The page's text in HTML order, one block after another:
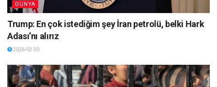
DÜNYA
Trump: En çok istediğim şey İran petrolü, belki Hark
Adası’nı alırız
2026-03-30